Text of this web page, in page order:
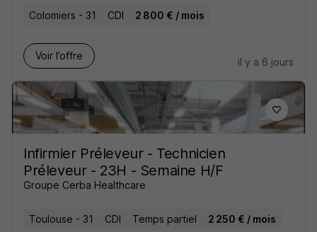
Colomiers - 31 CDI 2 800 € / mois
Voir l’offre
il y a 6 jours
Infirmier Préleveur - Technicien
Préleveur - 23H - Semaine H/F
Groupe Cerba Healthcare
Toulouse - 31 CDI Temps partiel 2 250 € / mois